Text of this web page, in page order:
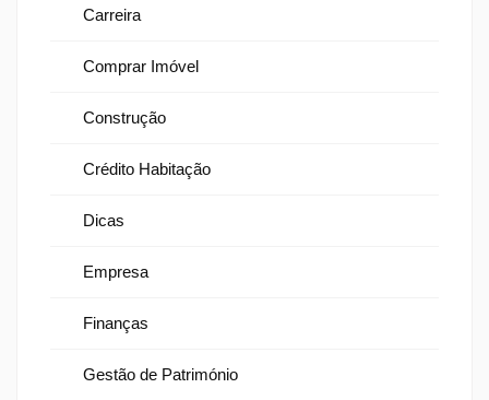
Carreira
Comprar Imóvel
Construção
Crédito Habitação
Dicas
Empresa
Finanças
Gestão de Património